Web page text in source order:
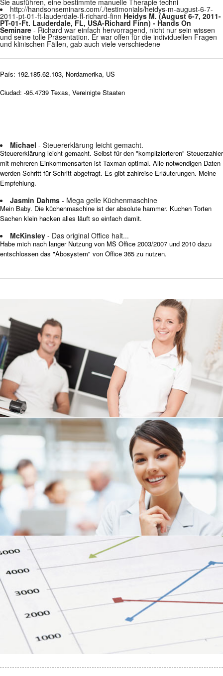
Sie ausführen, eine bestimmte manuelle Therapie techni
http://handsonseminars.com/./testimonials/heidys-m-august-6-7-
2011-pt-01-ft-lauderdale-fl-richard-finn Heidys M. (August 6-7, 2011-
PT-01-Ft. Lauderdale, FL, USA-Richard Finn) - Hands On
Seminare - Richard war einfach hervorragend, nicht nur sein wissen
und seine tolle Präsentation. Er war offen für die individuellen Fragen
und klinischen Fällen, gab auch viele verschiedene
País: 192.185.62.103, Nordamerika, US
Ciudad: -95.4739 Texas, Vereinigte Staaten
Michael - Steuererklärung leicht gemacht.
Steuererklärung leicht gemacht. Selbst für den "komplizierteren" Steuerzahler
mit mehreren Einkommensarten ist Taxman optimal. Alle notwendigen Daten
werden Schritt für Schritt abgefragt. Es gibt zahlreise Erläuterungen. Meine
Empfehlung.
Jasmin Dahms - Mega geile Küchenmaschine
Mein Baby. Die küchenmaschine ist der absolute hammer. Kuchen Torten
Sachen klein hacken alles läuft so einfach damit.
McKinsley - Das original Office halt...
Habe mich nach langer Nutzung von MS Office 2003/2007 und 2010 dazu
entschlossen das "Abosystem" von Office 365 zu nutzen.